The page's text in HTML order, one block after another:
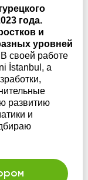
года.
и
уровней
В своей работе
İstanbul, а
развитию
и